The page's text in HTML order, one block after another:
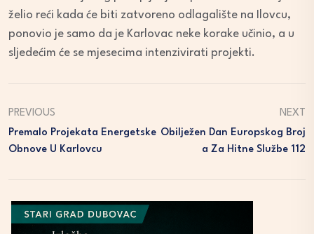
želio reći kada će biti zatvoreno odlagalište na Ilovcu,
ponovio je samo da je Karlovac neke korake učinio, a u
sljedećim će se mjesecima intenzivirati projekti.
PREVIOUS
Premalo Projekata Energetske
Obnove U Karlovcu
NEXT
Obilježen Dan Europskog Broj
A Za Hitne Službe 112